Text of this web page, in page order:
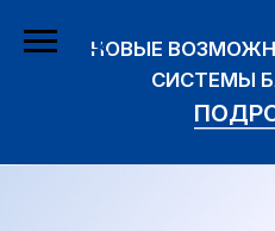
СИСТЕМЫ БАЗИС 2026
ПОДРОБНЕЕ